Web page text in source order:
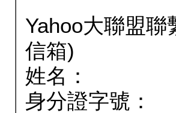
Yahoo大聯盟
信箱)
姓名：
身分證字號：